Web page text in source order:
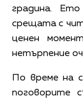
градина.
срещата с
ценен
нетърпение
По време на
поговорите